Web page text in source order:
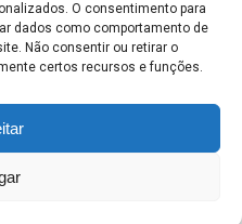
O consentimento para
dados como comportamento de
Não consentir ou retirar o
certos recursos e funções.
© 2026.